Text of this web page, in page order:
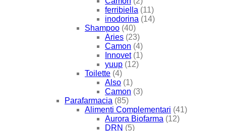
ferribiella (11)
inodorina (14)
Shampoo (40)
Aries (23)
Camon (4)
Innovet (1)
yuup (12)
Toilette (4)
Also (1)
Camon (3)
Parafarmacia (85)
Alimenti Complementari (41)
Aurora Biofarma (12)
DRN (5)